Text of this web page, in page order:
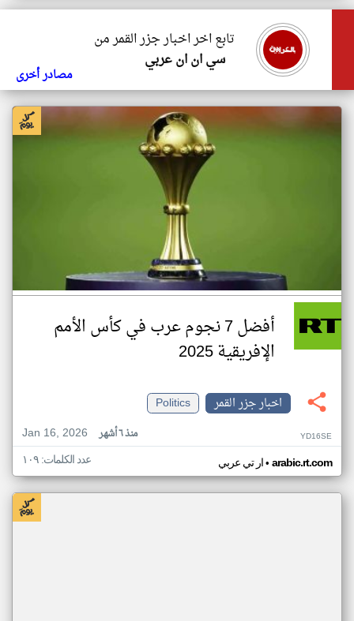
تابع اخر اخبار جزر القمر من
سي ان ان عربي
مصادر أخرى
أفضل 7 نجوم عرب في كأس الأمم
الإفريقية 2025
اخبار جزر القمر
Politics
Jan 16, 2026
منذ ٦ أشهر YD16SE
ار تي عربي• arabic.rt.com عدد الكلمات: ١٠٩